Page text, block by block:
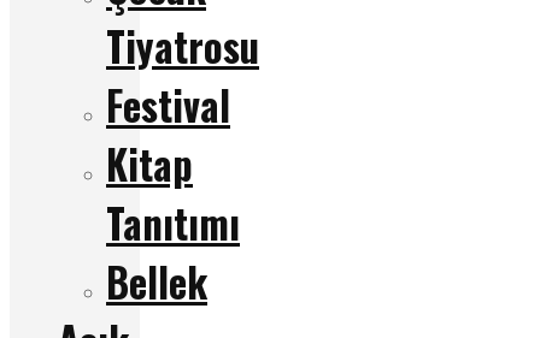
Tiyatrosu
Festival
Kitap
Tanıtımı
Bellek